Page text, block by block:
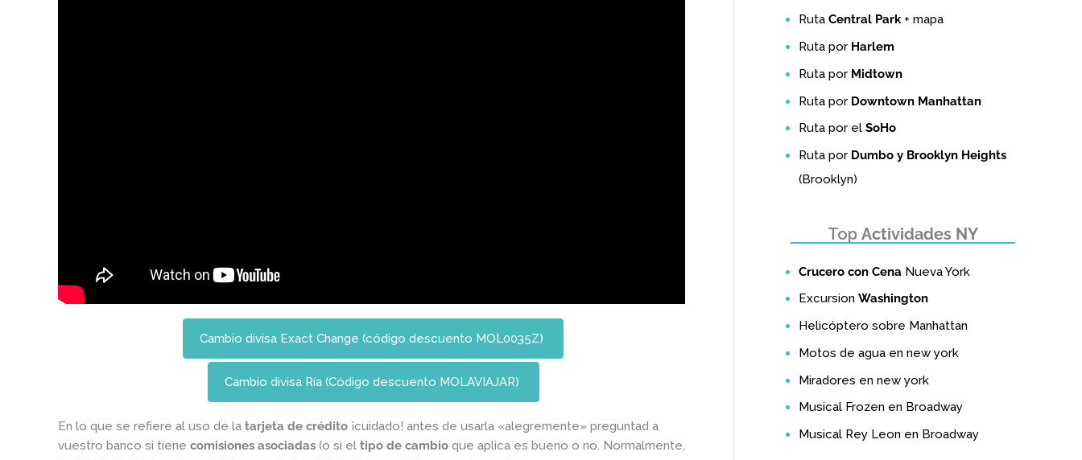
Cambio divisa Exact Change (código descuento MOL0035Z)
Cambio divisa Ría (Código descuento MOLAVIAJAR)
En lo que se refiere al uso de la tarjeta de crédito ¡cuidado! antes de usarla «alegremente» preguntad a
vuestro banco si tiene comisiones asociadas (o si el tipo de cambio que aplica es bueno o no. Normalmente,
Ruta Central Park+ mapa
Ruta por Harlem
Ruta por Midtown
Ruta por Downtown Manhattan
Ruta por el SoHo
Ruta por Dumbo y Brooklyn Heights
(Brooklyn)
Top Actividades NY
Crucero con Cena Nueva York
Excursion Washington
Helicóptero sobre Manhattan
Motos de agua en new york
Miradores en new york
Musical Frozen en Broadway
Musical Rey Leon en Broadway